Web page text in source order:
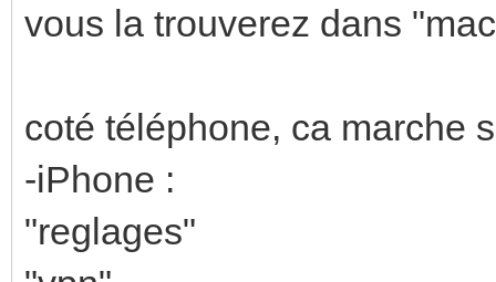
vous la trouverez dans
coté téléphone, ca marche
-iPhone :
"reglages"